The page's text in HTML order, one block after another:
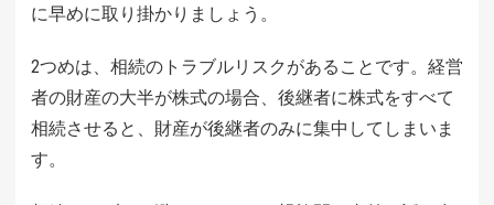
に早めに取り掛かりましょう。
2つめは、相続のトラブルリスクがあることです。経営
者の財産の大半が株式の場合、後継者に株式をすべて
相続させると、財産が後継者のみに集中してしまいま
す。